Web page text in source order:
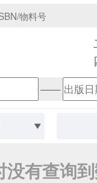
——
没有查询